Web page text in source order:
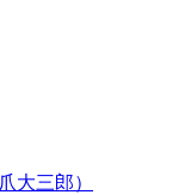
大三郎）